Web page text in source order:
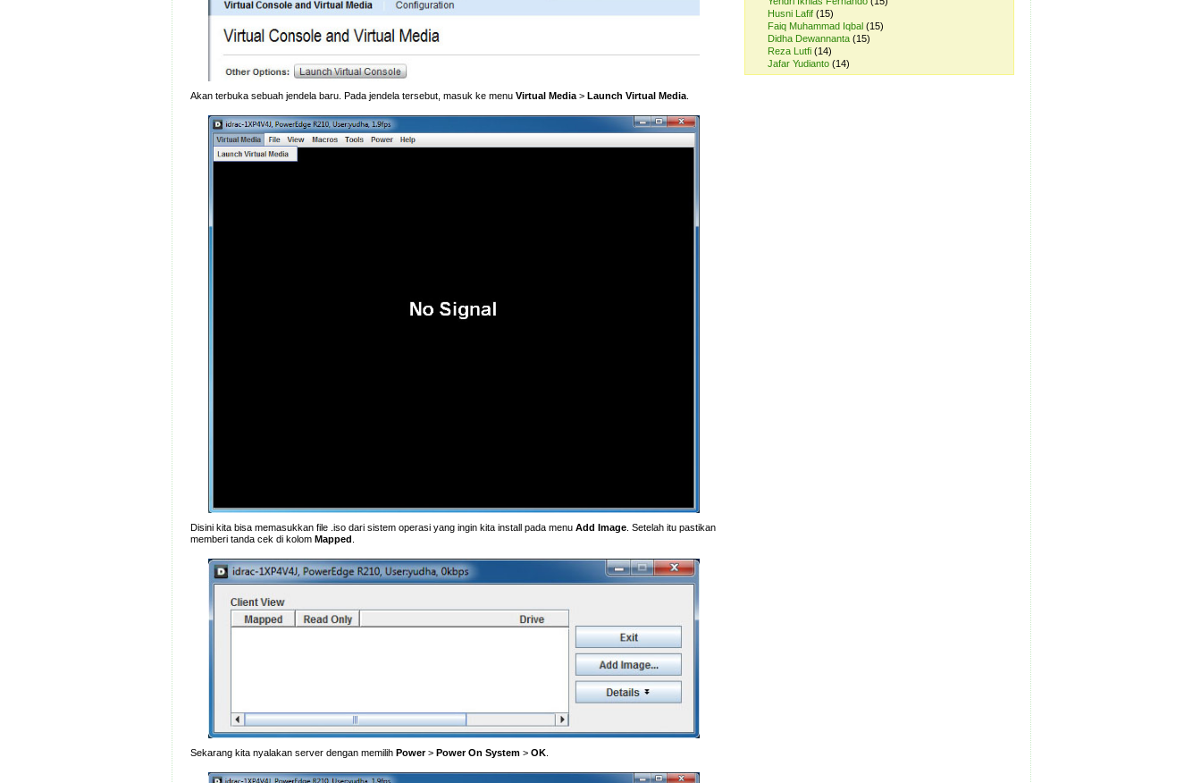
Akan terbuka sebuah jendela baru. Pada jendela tersebut, masuk ke menu Virtual Media > Launch Virtual Media
Disini kita bisa memasukkan file .iso dari sistem operasi yang ingin kita install pada menu Add Image . Setelah itu pastikan
memberi tanda cek di kolom Mapped
Sekarang kita nyalakan server dengan memilih Power> Power On System > OK
Husni Lafif (15)
Faiq Muhammad Iqbal (15)
Didha Dewannanta (15)
Reza Lutfi (14)
Jafar Yudianto (14)